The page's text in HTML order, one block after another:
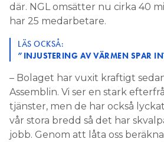
där. NGL omsätter nu cirka 40
har 25 medarbetare.
LÄS OCKSÅ:
”INJUSTERING AV VÄRMEN SPAR
– Bolaget har vuxit kraftigt
Assemblin. Vi ser en stark
tjänster, men de har också
vår stora bredd så det har
jobb. Genom att låta oss